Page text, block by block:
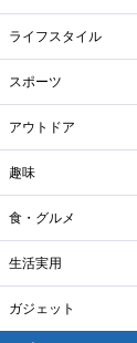
ライフスタイル
スポーツ
アウトドア
趣味
食・グルメ
生活実用
ガジェット